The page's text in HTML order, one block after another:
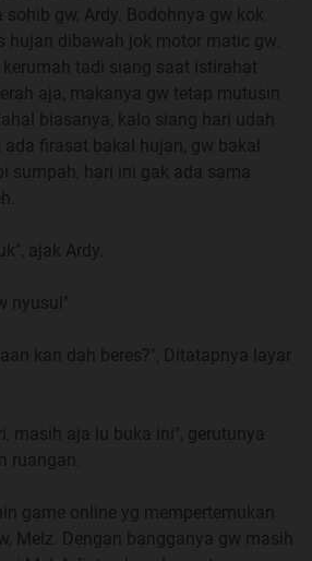
lewat PM
posting dimana? Kok di trit lu
awal lu ketemu?
id gw, dan cerita yg pertama itu
id gw, ingat,penasaran boleh,
isinya begini
lu yg namanya sama apa?
itu nama real dari hasil
buat nama samarannya, jadi gw
dia pake
gw, Ardy. Bodohnya gw kok
hujan dibawah jok motor matic gw.
tadi siang saat istirahat
aja, makanya gw tetap mutusin
biasanya, kalo siang hari udah
firasat bakal hujan, gw bakal
sumpah, hari ini gak ada sama
ajak Ardy.
nyusul"
kan dah beres?", Ditatapnya layar
masih aja lu buka ini", gerutunya
ruangan.
game online yg mempertemukan
Melz. Dengan bangganya gw masih